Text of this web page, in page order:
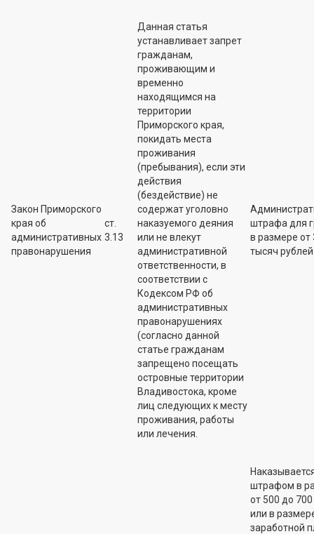
Закон Приморского
края об
административных
правонарушения
ст.
3.13
Данная статья
устанавливает запрет
гражданам,
проживающим и
временно
находящимся на
территории
Приморского края,
покидать места
проживания
(пребывания), если эти
действия
(бездействие) не
содержат уголовно
наказуемого деяния
или не влекут
административной
ответственности, в
соответствии с
Кодексом РФ об
административных
правонарушениях
(согласно данной
статье гражданам
запрещено посещать
островные территории
Владивостока, кроме
лиц следующих к месту
проживания, работы
или лечения.
штрафа для
в размере от
тысяч
штрафом в
от 500 до 700
или в
заработной